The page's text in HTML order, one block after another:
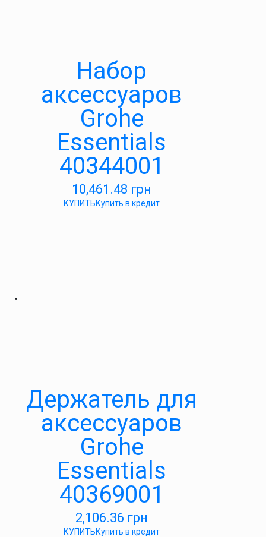
Набор
аксессуаров
Grohe
Essentials
40344001
10,461.48 грн
КУПИТЬКупить в кредит
Держатель для
аксессуаров
Grohe
Essentials
40369001
2,106.36 грн
КУПИТЬКупить в кредит